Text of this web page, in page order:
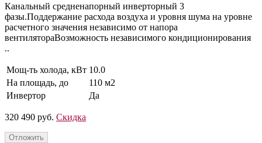
Канальный средненапорный инверторный 3
фазы.Поддержание расхода воздуха и уровня шума на уровне
расчетного значения независимо от напора
вентилятораВозможность независимого кондиционирования
..
Мощ-ть холода, кВт 10.0
На площадь, до
110 м2
Инвертор
Да
320 490 руб. Скидка
Отложить